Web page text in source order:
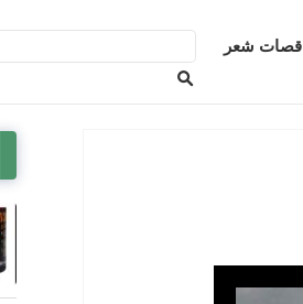
قصات شعر